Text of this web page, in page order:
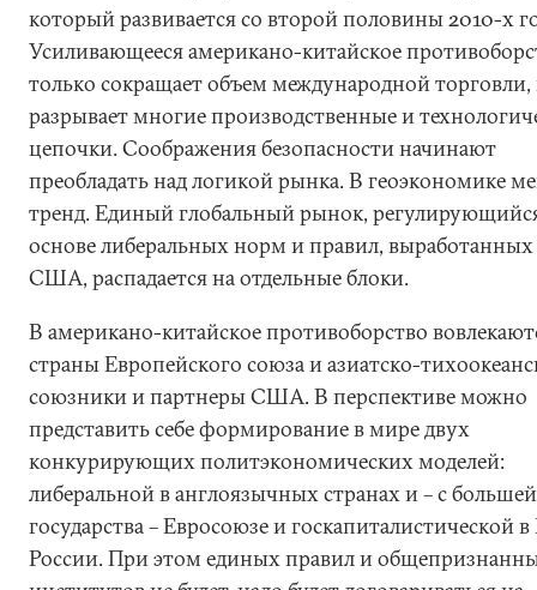
который развивается со второй половины 2010-х
Усиливающееся американо-китайское
только сокращает объем международной
разрывает многие производственные и
цепочки. Соображения безопасности начинают
преобладать над логикой рынка. В геоэкономике
тренд. Единый глобальный рынок,
основе либеральных норм и правил, выработанных
США, распадается на отдельные блоки.
В американо-китайское противоборство
страны Европейского союза и азиатско-
союзники и партнеры США. В перспективе можно
представить себе формирование в мире двух
конкурирующих политэкономических моделей:
либеральной в англоязычных странах и – с
государства – Евросоюзе и госкапиталистической
России. При этом единых правил и